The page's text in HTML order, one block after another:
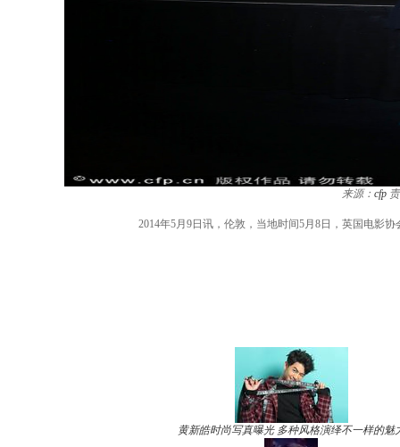
来源： cfp
2014年5月9日讯，伦敦，当地时间5月8日，英国电影
黄新皓时尚写真曝光 多种风格演绎不一样的魅